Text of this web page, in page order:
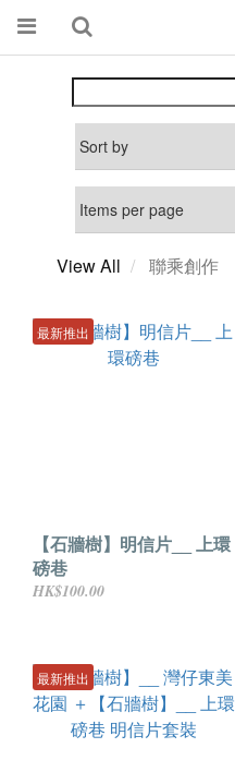
View All 聯乘創作
最新推出
【石牆樹】明信片__ 上環
磅巷
HK$100.00
最新推出